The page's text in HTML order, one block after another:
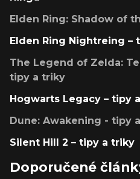
Elden Ring: Shadow of
Elden Ring Nightreing –
The Legend of Zelda:
tipy a triky
Hogwarts Legacy – tipy
Dune: Awakening - tipy
Silent Hill 2 – tipy a triky
Doporučené